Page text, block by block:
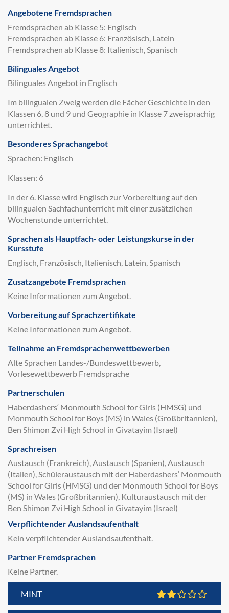
Angebotene Fremdsprachen
Fremdsprachen ab Klasse 5: Englisch
Fremdsprachen ab Klasse 6: Französisch, Latein
Fremdsprachen ab Klasse 8: Italienisch, Spanisch
Bilinguales Angebot
Bilinguales Angebot in Englisch
Im bilingualen Zweig werden die Fächer Geschichte in den
Klassen 6, 8 und 9 und Geographie in Klasse 7 zweisprachig
unterrichtet.
Besonderes Sprachangebot
Sprachen: Englisch
Klassen: 6
In der 6. Klasse wird Englisch zur Vorbereitung auf den
bilingualen Sachfachunterricht mit einer zusätzlichen
Wochenstunde unterrichtet.
Sprachen als Hauptfach- oder Leistungskurse in der
Kursstufe
Englisch, Französisch, Italienisch, Latein, Spanisch
Zusatzangebote Fremdsprachen
Keine Informationen zum Angebot.
Vorbereitung auf Sprachzertifikate
Keine Informationen zum Angebot.
Teilnahme an Fremdsprachenwettbewerben
Alte Sprachen Landes-/Bundeswettbewerb,
Vorlesewettbewerb Fremdsprache
Partnerschulen
Haberdashers‘ Monmouth School for Girls (HMSG) und
Monmouth School for Boys (MS) in Wales (Großbritannien),
Ben Shimon Zvi High School in Givatayim (Israel)
Sprachreisen
Austausch (Frankreich), Austausch (Spanien), Austausch
(Italien), Schüleraustausch mit der Haberdashers‘ Monmouth
School for Girls (HMSG) und der Monmouth School for Boys
(MS) in Wales (Großbritannien), Kulturaustausch mit der
Ben Shimon Zvi High School in Givatayim (Israel)
Verpflichtender Auslandsaufenthalt
Kein verpflichtender Auslandsaufenthalt.
Partner Fremdsprachen
Keine Partner.
MINT